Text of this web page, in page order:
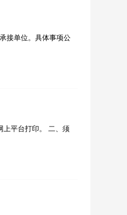
接单位。具体事项公
上平台打印。 二、须